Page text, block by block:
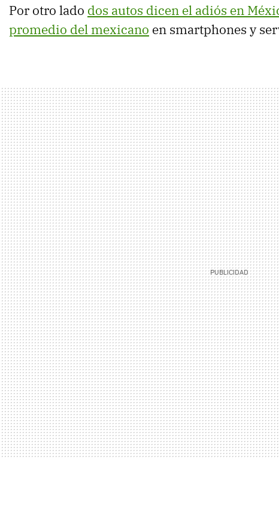
Por otro lado dos autos dicen el adiós en
promedio del mexicano en smartphones y